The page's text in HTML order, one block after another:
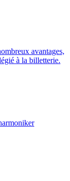
avantages,
à la billetterie.